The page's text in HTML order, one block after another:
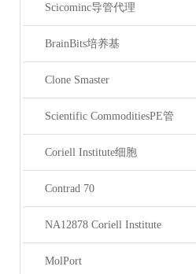
Scicominc导管代理
BrainBits培养基
Clone Smaster
Scientific CommoditiesPE管
Coriell Institute细胞
Contrad 70
NA12878 Coriell Institute
MolPort